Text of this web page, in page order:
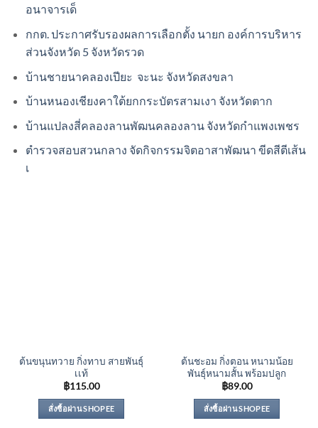
อนาจารเด็
กกต. ประกาศรับรองผลการเลือกตั้ง นายก องค์การบริหาร
ส่วนจังหวัด 5 จังหวัดรวด
บ้านชายนาคลองเปียะ จะนะ จังหวัดสงขลา
บ้านหนองเชียงคาใต้ยกกระบัตรสามเงา จังหวัดตาก
บ้านแปลงสี่คลองลานพัฒนคลองลาน จังหวัดกำแพงเพชร
ตำรวจสอบสวนกลาง จัดกิจกรรมจิตอาสาพัฒนา ขีดสีตีเส้น
เ
ต้นขนุนทวาย กิ่งทาบ สายพันธุ์
เเท้
฿115.00
สั่งซื้อผ่าน SHOPEE
ต้นชะอม กิ่งตอน หนามน้อย
พันธุ์หนามสั้น พร้อมปลูก
฿89.00
สั่งซื้อผ่าน SHOPEE